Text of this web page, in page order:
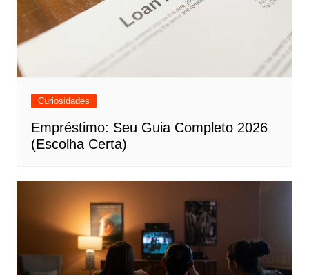
Curiosidades
Empréstimo: Seu Guia Completo 2026
(Escolha Certa)